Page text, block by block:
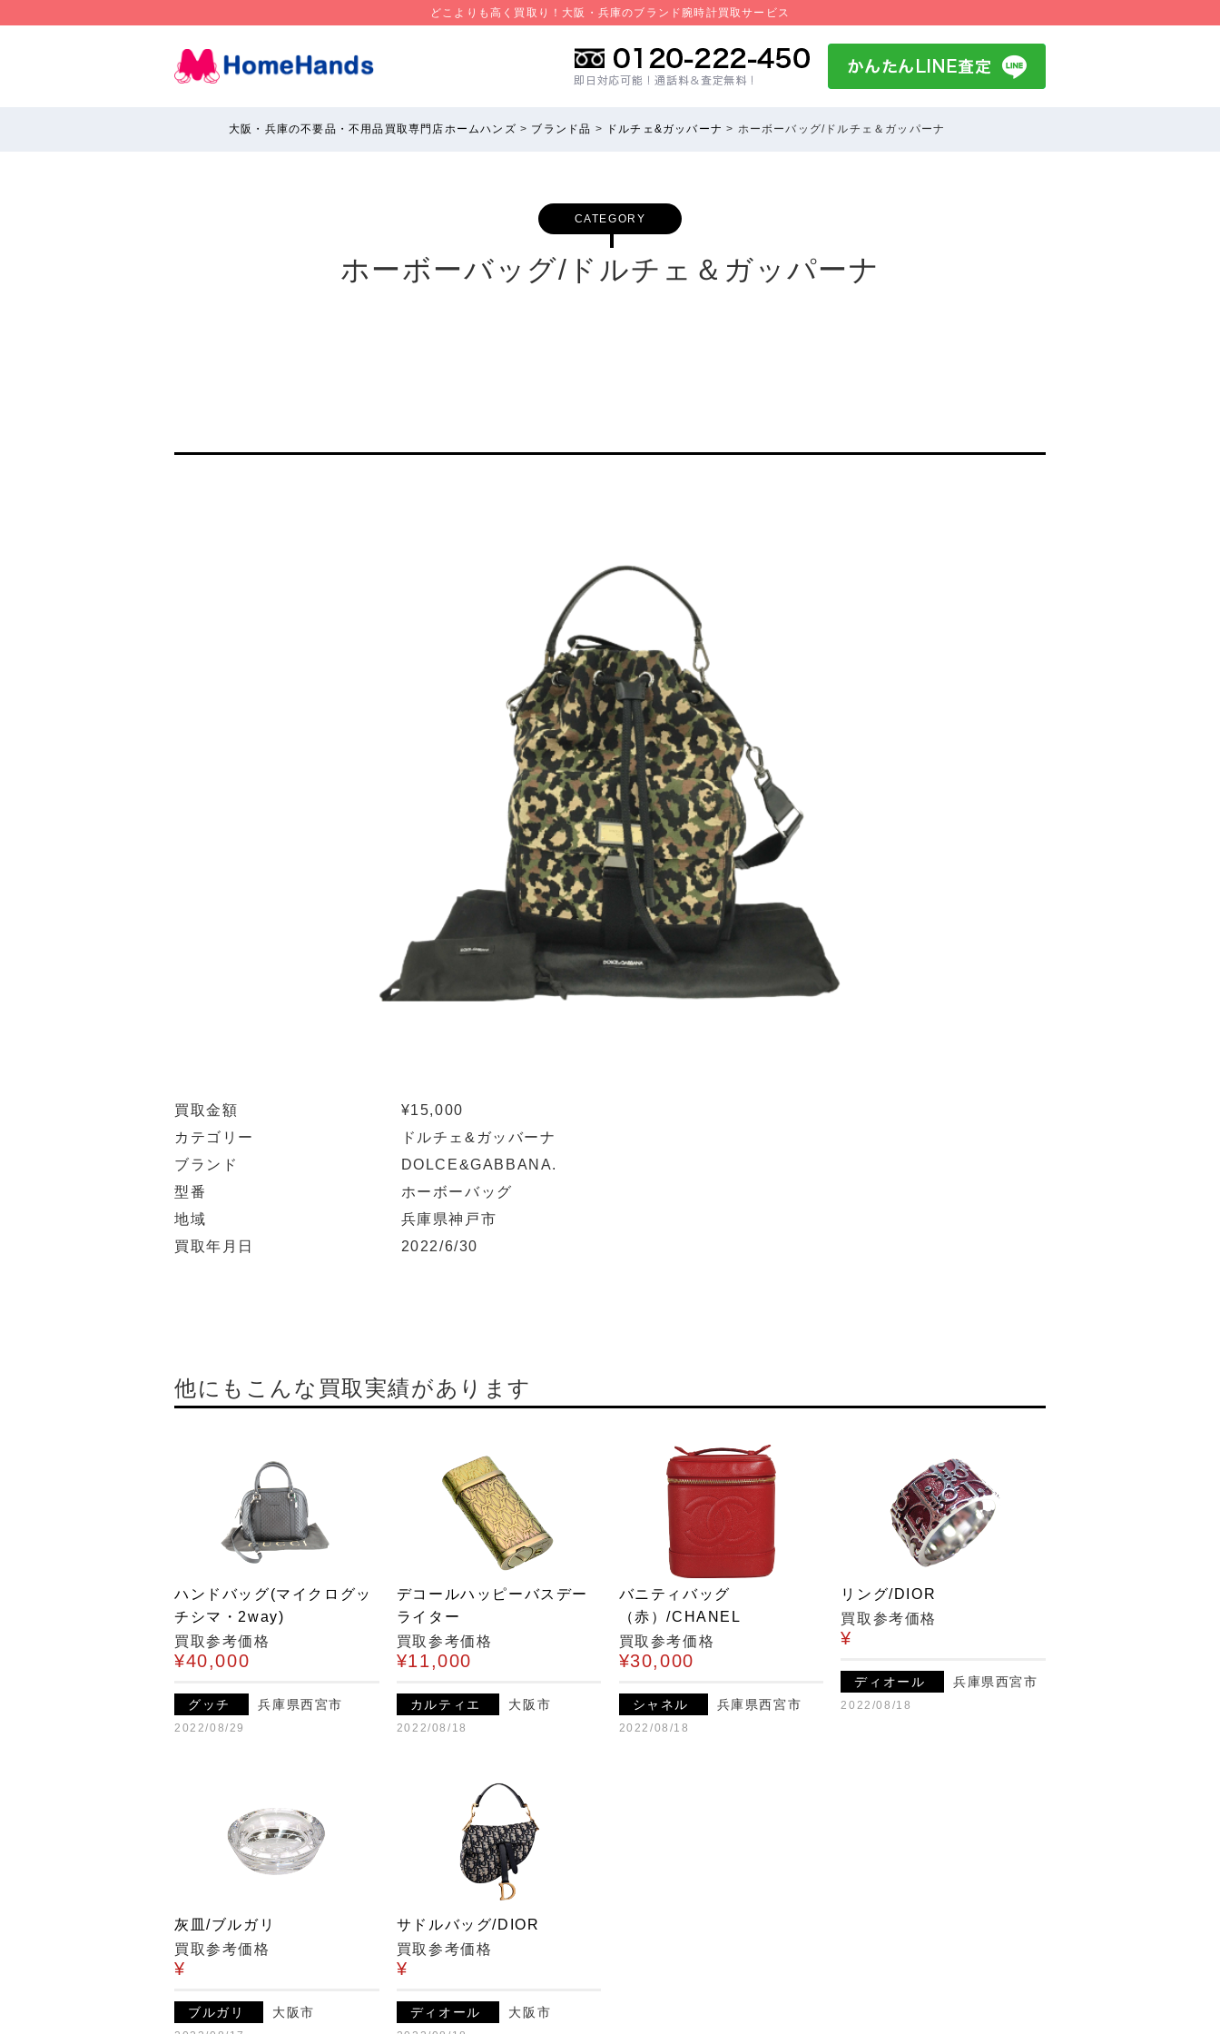
どこよりも高く買取り！大阪・兵庫のブランド腕時計買取サービス
大阪・兵庫の不要品・不用品買取専門店ホームハンズ > ブランド品 > ドルチェ&ガッバーナ > ホーボーバッグ/ドルチェ＆ガッパーナ
CATEGORY
ホーボーバッグ/ドルチェ＆ガッパーナ
買取金額
¥15,000
カテゴリー
ドルチェ&ガッバーナ
ブランド
DOLCE&GABBANA.
型番
ホーボーバッグ
地域
兵庫県神戸市
買取年月日
2022/6/30
他にもこんな買取実績があります
ハンドバッグ(マイクログッ
チシマ・2way)
買取参考価格
¥40,000
グッチ 兵庫県西宮市
2022/08/29
デコールハッピーバスデー
ライター
買取参考価格
¥11,000
カルティエ 大阪市
2022/08/18
バニティバッグ
（赤）/CHANEL
買取参考価格
¥30,000
シャネル 兵庫県西宮市
2022/08/18
リング/DIOR
買取参考価格
¥
ディオール 兵庫県西宮市
2022/08/18
灰皿/ブルガリ
買取参考価格
¥
ブルガリ 大阪市
サドルバッグ/DIOR
買取参考価格
¥
ディオール 大阪市